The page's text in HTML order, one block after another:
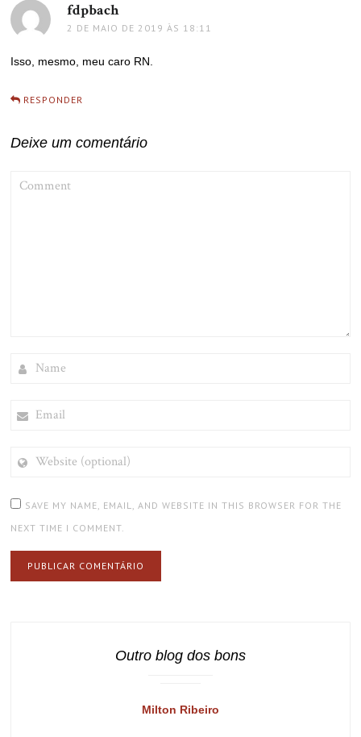
fdpbachdisse:
2 DE MAIO DE 2019 ÀS 18:11
Isso, mesmo, meu caro RN.
RESPONDER
Deixe um comentário
(OPTIONAL)
SAVE MY NAME, EMAIL, AND WEBSITE IN THIS BROWSER FOR THE
NEXT TIME I COMMENT.
Outro blog dos bons
Milton Ribeiro